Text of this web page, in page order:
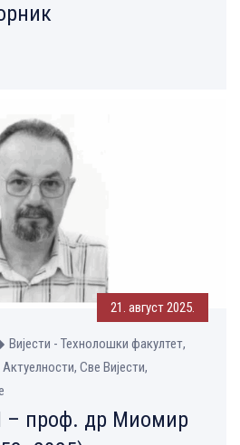
21. август 2025.
Вијести - Технолошки факултет,
Све Вијести,
– проф. др Миомир